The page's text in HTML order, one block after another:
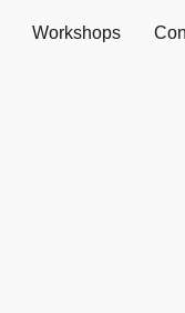
Workshops